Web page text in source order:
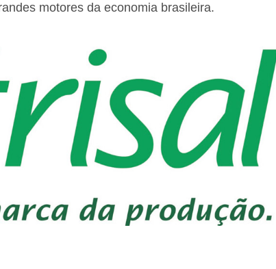
motores da economia brasileira.